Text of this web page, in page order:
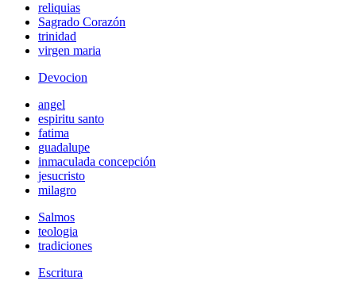
reliquias
Sagrado Corazón
trinidad
virgen maria
Devocion
angel
espiritu santo
fatima
guadalupe
inmaculada concepción
jesucristo
milagro
Salmos
teologia
tradiciones
Escritura